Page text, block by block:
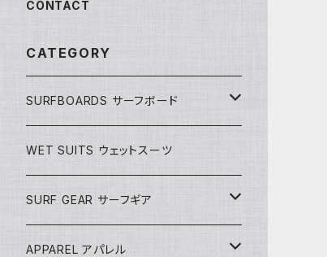
CONTACT
CATEGORY
SURFBOARDS サーフボード
LONGBOARDS ロングボード
AKIRA ISHIZUKA
CASH SURFBOARDS
SHORTBOARDS ショートボード
CASH SUFBOARDS
MID LENGTH ミッドレングス
WET SUITS ウェットスーツ
SURF GEAR サーフギア
FIN
APPAREL アパレル